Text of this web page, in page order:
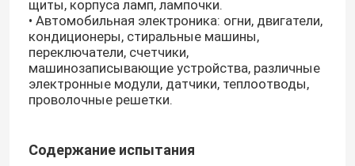
щиты, корпуса ламп, лампочки.
• Автомобильная электроника: огни, двигатели,
кондиционеры, стиральные машины,
переключатели, счетчики,
машинозаписывающие устройства, различные
электронные модули, датчики, теплоотводы,
проволочные решетки.
Содержание испытания